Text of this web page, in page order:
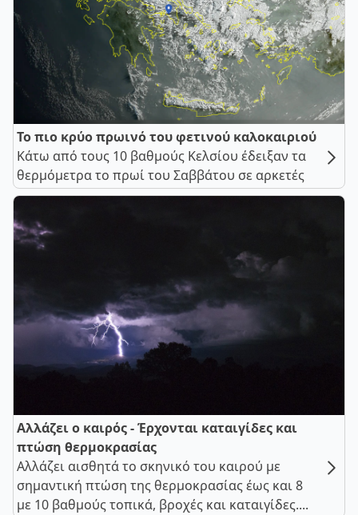
Το πιο κρύο πρωινό του φετινού καλοκαιριού
Κάτω από τους 10 βαθμούς Κελσίου έδειξαν τα
θερμόμετρα το πρωί του Σαββάτου σε αρκετές
Αλλάζει ο καιρός - Έρχονται καταιγίδες και
πτώση θερμοκρασίας
Αλλάζει αισθητά το σκηνικό του καιρού με
σημαντική πτώση της θερμοκρασίας έως και 8
με 10 βαθμούς τοπικά, βροχές και καταιγίδες....